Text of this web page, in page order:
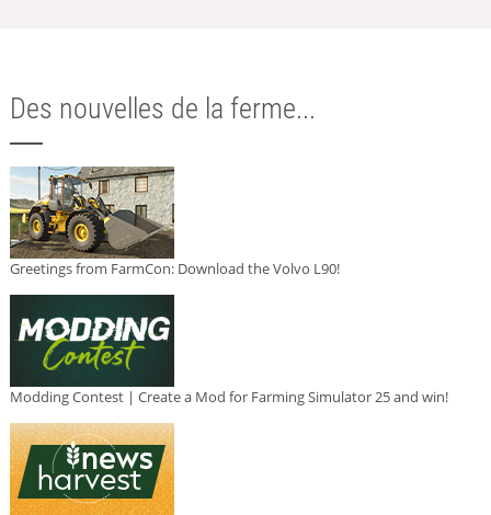
Des nouvelles de la ferme...
Greetings from FarmCon: Download the Volvo L90!
Modding Contest | Create a Mod for Farming Simulator 25 and win!